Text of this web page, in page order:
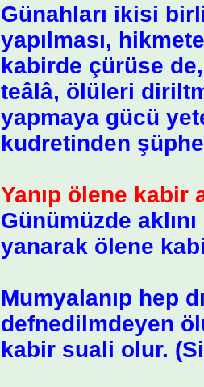
Günahları ikisi
yapılması,
kabirde çürüse
teâlâ, ölüleri
yapmaya gücü
kudretinden
Yanıp ölene kabir
Günümüzde
yanarak ölene
Mumyalanıp hep
defnedilmdeyen
kabir suali olur.